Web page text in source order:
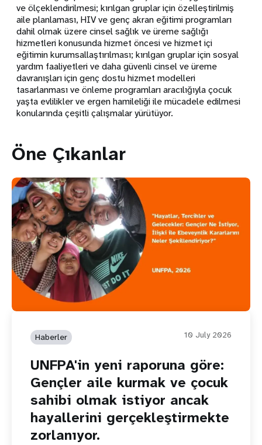
ve ölçeklendirilmesi; kırılgan gruplar için özelleştirilmiş
aile planlaması, HIV ve genç akran eğitimi programları
dahil olmak üzere cinsel sağlık ve üreme sağlığı
hizmetleri konusunda hizmet öncesi ve hizmet içi
eğitimin kurumsallaştırılması; kırılgan gruplar için sosyal
yardım faaliyetleri ve daha güvenli cinsel ve üreme
davranışları için genç dostu hizmet modelleri
tasarlanması ve önleme programları aracılığıyla çocuk
yaşta evlilikler ve ergen hamileliği ile mücadele edilmesi
konularında çeşitli çalışmalar yürütüyor.
Öne Çıkanlar
Haberler 10 July 2026
UNFPA'in yeni raporuna göre:
Gençler aile kurmak ve çocuk
sahibi olmak istiyor ancak
hayallerini gerçekleştirmekte
zorlanıyor.